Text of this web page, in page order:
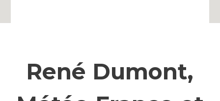
René Dumont,